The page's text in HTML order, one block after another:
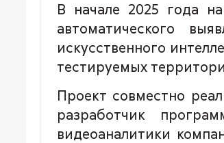
В начале 2025 года
автоматического
искусственного
тестируемых
Проект совместно
разработчик
видеоаналитики